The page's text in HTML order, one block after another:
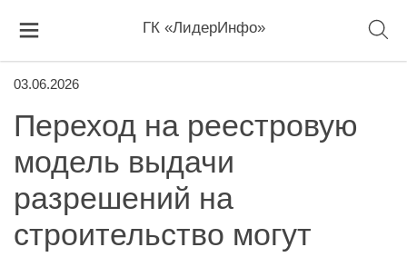
ГК «ЛидерИнфо»
03.06.2026
Переход на реестровую
модель выдачи
разрешений на
строительство могут